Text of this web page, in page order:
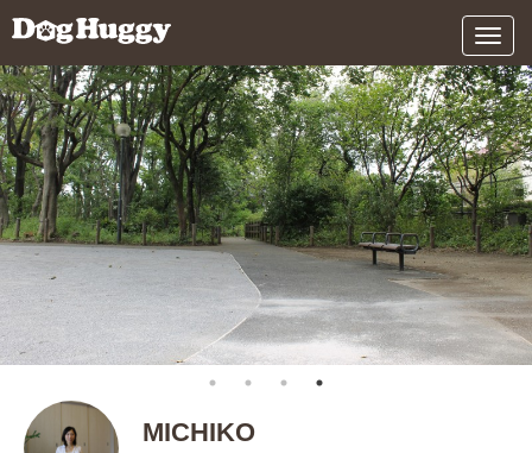
メ
ニ
ュ
ー
MICHIKO